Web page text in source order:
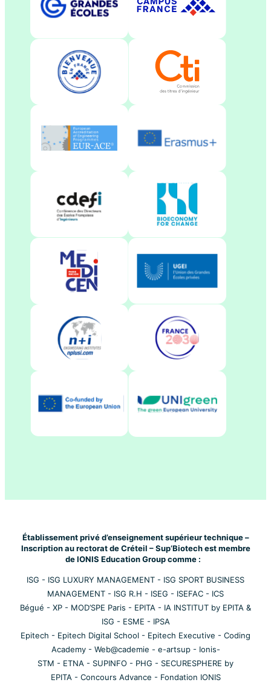
Établissement privé d’enseignement supérieur technique –
Inscription au rectorat de Créteil – Sup’Biotech est membre
de IONIS Education Group comme :
ISG - ISG LUXURY MANAGEMENT - ISG SPORT BUSINESS
MANAGEMENT - ISG R.H - ISEG - ISEFAC - ICS
Bégué - XP - MOD’SPE Paris - EPITA - IA INSTITUT by EPITA &
ISG - ESME - IPSA
Epitech - Epitech Digital School - Epitech Executive - Coding
Academy- Web@cademie - e-artsup- Ionis-
STM - ETNA - SUPINFO - PHG - SECURESPHERE by
EPITA - Concours Advance - Fondation IONIS